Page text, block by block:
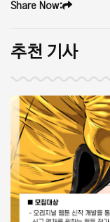
Share Now:
추천 기사